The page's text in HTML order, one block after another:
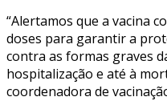
“Alertamos que a vacina
doses para garantir a
contra as formas graves
hospitalização e até à
coordenadora de